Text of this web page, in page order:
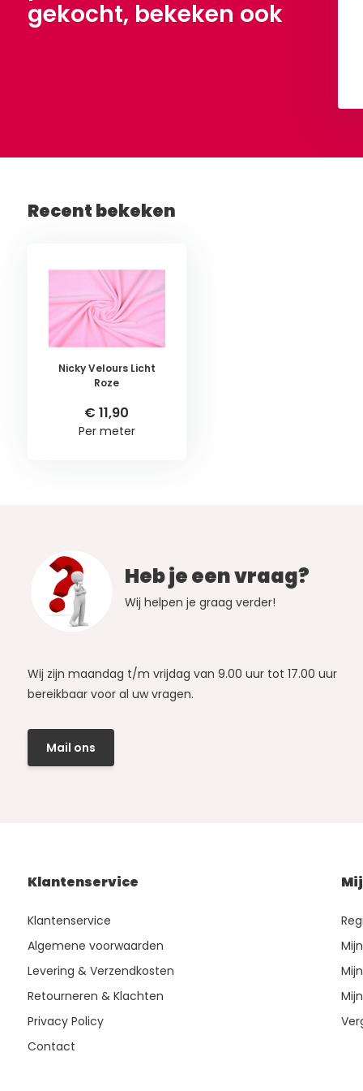
gekocht, bekeken ook
Recent bekeken
Nicky Velours Licht
Roze
€ 11,90
Per meter
Heb je een vraag?
Wij helpen je graag verder!
Wij zijn maandag t/m vrijdag van 9.00 uur tot 17.00 uur
bereikbaar voor al uw vragen.
Mail ons
Klantenservice
Klantenservice
Algemene voorwaarden
Levering & Verzendkosten
Retourneren & Klachten
Privacy Policy
Contact